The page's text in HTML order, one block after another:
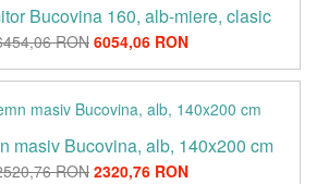
Bucovina 160, alb-miere, clasic
RON6054,06 RON
masiv Bucovina, alb, 140x200 cm
RON2320,76 RON